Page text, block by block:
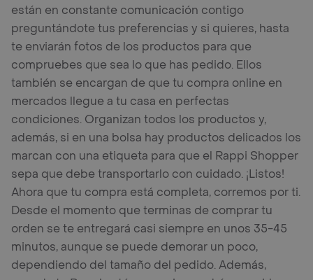
están en constante comunicación contigo
preguntándote tus preferencias y si quieres, hasta
te enviarán fotos de los productos para que
compruebes que sea lo que has pedido. Ellos
también se encargan de que tu compra online en
mercados llegue a tu casa en perfectas
condiciones. Organizan todos los productos y,
además, si en una bolsa hay productos delicados los
marcan con una etiqueta para que el Rappi Shopper
sepa que debe transportarlo con cuidado. ¡Listos!
Ahora que tu compra está completa, corremos por ti.
Desde el momento que terminas de comprar tu
orden se te entregará casi siempre en unos 35-45
minutos, aunque se puede demorar un poco,
dependiendo del tamaño del pedido. Además,